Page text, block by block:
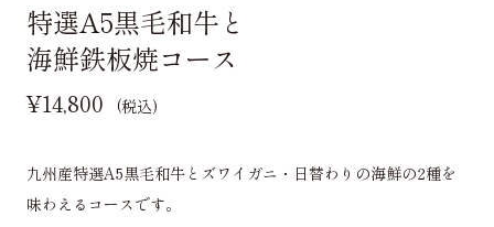
特選A5黒毛和牛と
海鮮鉄板焼コース
¥14,800 (税込)
九州産特選A5黒毛和牛とズワイガニ・日替わりの海鮮の2種を
味わえるコースです。